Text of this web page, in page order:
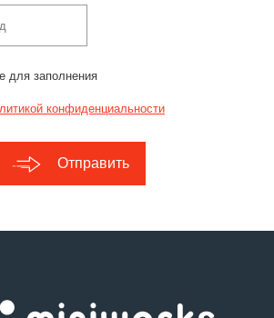
для заполнения
конфиденциальности
Отправить